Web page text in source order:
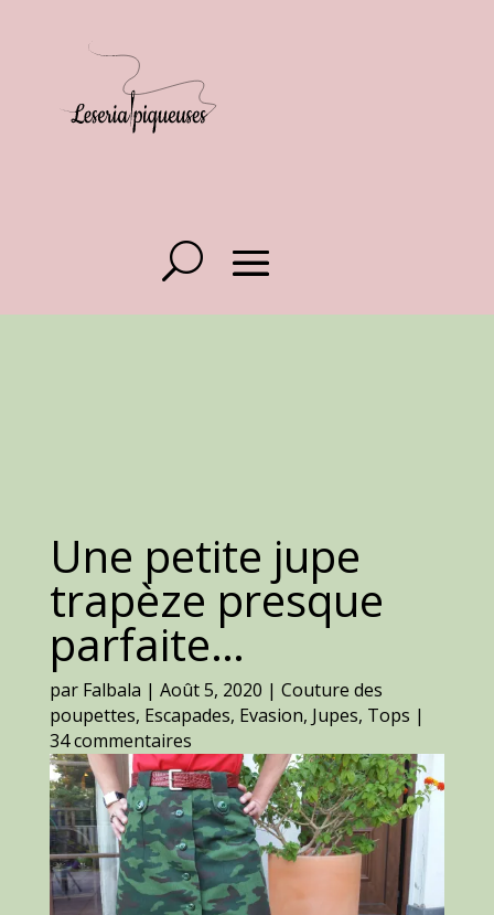
Une petite jupe
trapèze presque
parfaite…
par Falbala | Août 5, 2020 | Couture des
poupettes, Escapades, Evasion, Jupes, Tops |
34 commentaires